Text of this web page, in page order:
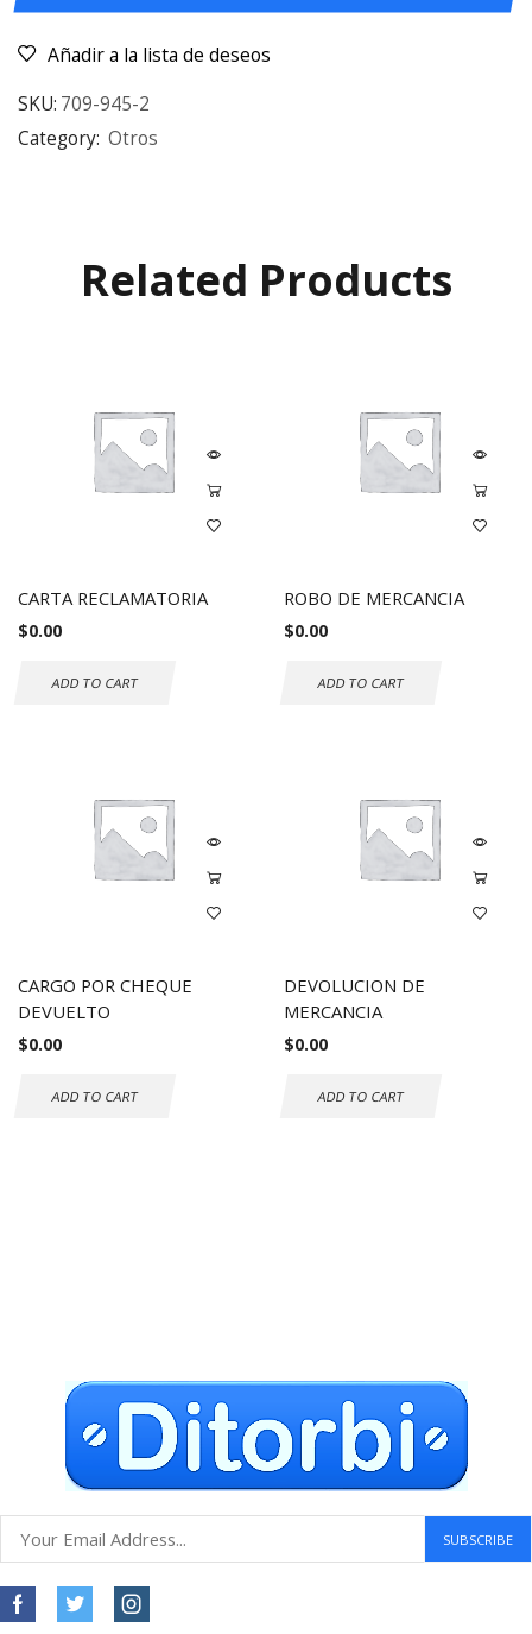
Añadir a la lista de deseos
SKU: 709-945-2
Category: Otros
Related Products
CARTA RECLAMATORIA
$0.00
ADD TO CART
ROBO DE MERCANCIA
$0.00
ADD TO CART
CARGO POR CHEQUE
DEVUELTO
$0.00
ADD TO CART
DEVOLUCION DE
MERCANCIA
$0.00
ADD TO CART